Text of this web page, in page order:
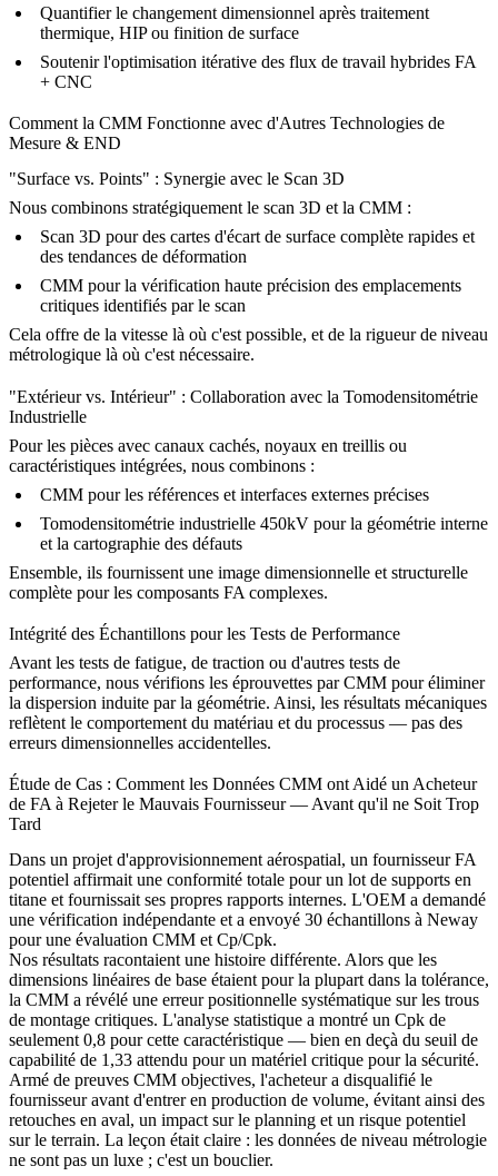
Quantifier le changement dimensionnel après traitement
thermique, HIP ou finition de surface
Soutenir l'optimisation itérative des flux de travail hybrides FA
+ CNC
Comment la CMM Fonctionne avec d'Autres Technologies de
Mesure & END
"Surface vs. Points" : Synergie avec le Scan 3D
Nous combinons stratégiquement le scan 3D et la CMM :
Scan 3D pour des cartes d'écart de surface complète rapides et
des tendances de déformation
CMM pour la vérification haute précision des emplacements
critiques identifiés par le scan
Cela offre de la vitesse là où c'est possible, et de la rigueur de niveau
métrologique là où c'est nécessaire.
"Extérieur vs. Intérieur" : Collaboration avec la Tomodensitométrie
Industrielle
Pour les pièces avec canaux cachés, noyaux en treillis ou
caractéristiques intégrées, nous combinons :
CMM pour les références et interfaces externes précises
Tomodensitométrie industrielle 450kV pour la géométrie interne
et la cartographie des défauts
Ensemble, ils fournissent une image dimensionnelle et structurelle
complète pour les composants FA complexes.
Intégrité des Échantillons pour les Tests de Performance
Avant les tests de fatigue, de traction ou d'autres tests de
performance, nous vérifions les éprouvettes par CMM pour éliminer
la dispersion induite par la géométrie. Ainsi, les résultats mécaniques
reflètent le comportement du matériau et du processus — pas des
erreurs dimensionnelles accidentelles.
Étude de Cas : Comment les Données CMM ont Aidé un Acheteur
de FA à Rejeter le Mauvais Fournisseur — Avant qu'il ne Soit Trop
Tard
Dans un projet d'approvisionnement aérospatial, un fournisseur FA
potentiel affirmait une conformité totale pour un lot de supports en
titane et fournissait ses propres rapports internes. L'OEM a demandé
une vérification indépendante et a envoyé 30 échantillons à Neway
pour une évaluation CMM et Cp/Cpk.
Nos résultats racontaient une histoire différente. Alors que les
dimensions linéaires de base étaient pour la plupart dans la tolérance,
la CMM a révélé une erreur positionnelle systématique sur les trous
de montage critiques. L'analyse statistique a montré un Cpk de
seulement 0,8 pour cette caractéristique — bien en deçà du seuil de
capabilité de 1,33 attendu pour un matériel critique pour la sécurité.
Armé de preuves CMM objectives, l'acheteur a disqualifié le
fournisseur avant d'entrer en production de volume, évitant ainsi des
retouches en aval, un impact sur le planning et un risque potentiel
sur le terrain. La leçon était claire : les données de niveau métrologie
ne sont pas un luxe ; c'est un bouclier.